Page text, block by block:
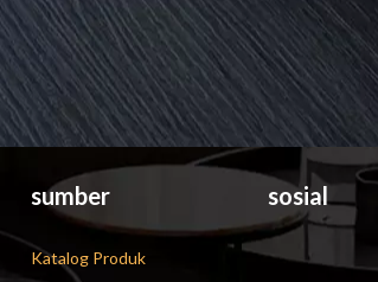
sumber
Katalog Produk
sosial